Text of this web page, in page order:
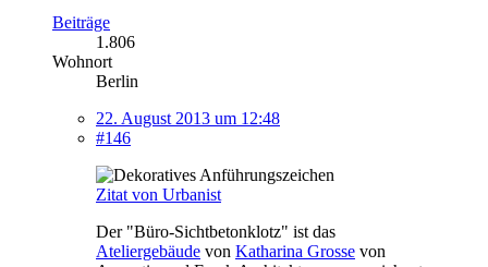
Beiträge
1.806
Wohnort
Berlin
22. August 2013 um 12:48
#146
Zitat von Urbanist
Der "Büro-Sichtbetonklotz" ist das
Ateliergebäude von Katharina Grosse von